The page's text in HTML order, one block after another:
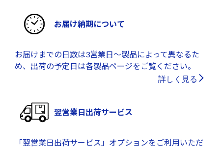
お届け納期について
お届けまでの日数は3営業日～製品によって異なるた
め、出荷の予定日は各製品ページをご覧ください。
詳しく見る
翌営業日出荷サービス
「翌営業日出荷サービス」オプションをご利用いただ